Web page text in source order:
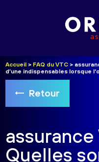
Accueil > FAQ du VTC >
d’une indispensables lorsque
Retour
assurance
Quelles